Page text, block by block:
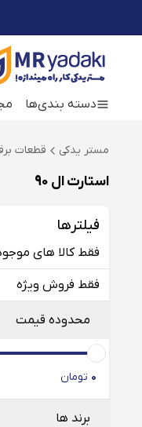
دسته بندی‌ها
مستر یدکی قطعات
استارت ال 90
فیلترها
فقط کالا های
فقط فروش ویژه
محدوده قیمت
0 تومان
برند ها